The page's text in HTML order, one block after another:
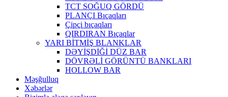
TCT SOĞUQ GÖRDÜ
PLANÇI Bıçaqları
Çipçi bıçaqları
QIRDIRAN Bıçaqlar
YARI BİTMİŞ BLANKLAR
DƏYİŞDİĞİ DÜZ BAR
DÖVRƏLİ GÖRÜNTÜ BANKLARI
HOLLOW BAR
Məşğulluq
Xəbərlər